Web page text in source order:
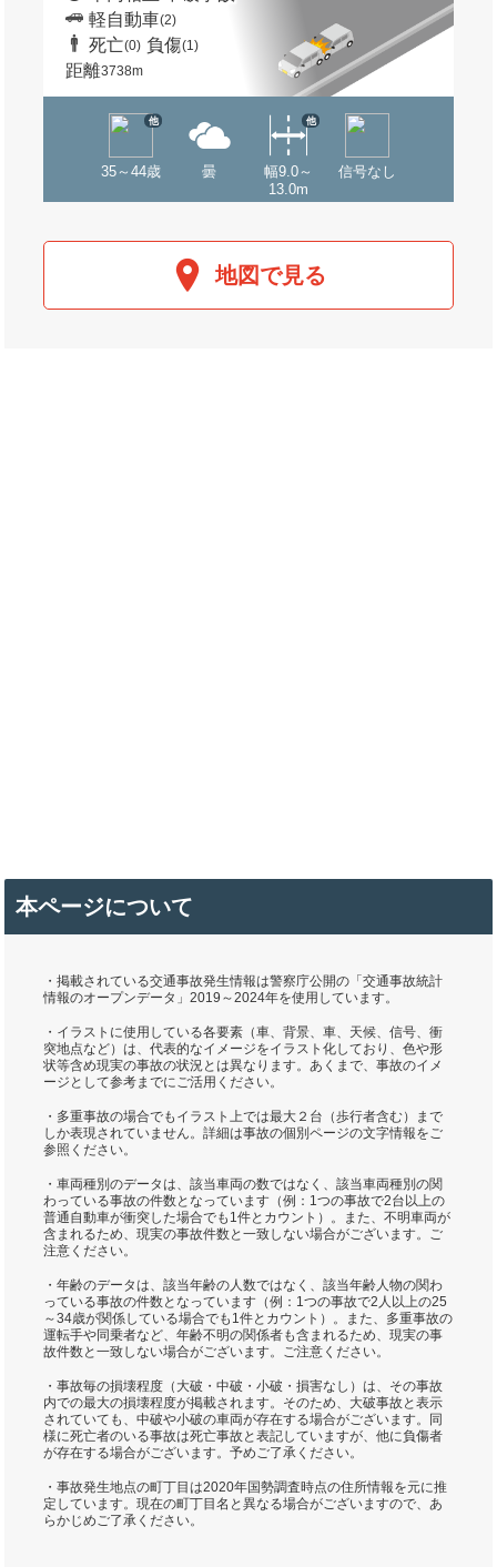
軽自動車(2)
死亡(0) 負傷(1)
距離3738m
35～44歳
他
曇
幅9.0～
13.0m
他
信号なし
地図で見る
本ページについて
・掲載されている交通事故発生情報は警察庁公開の「交通事故統計
情報のオープンデータ」2019～2024年を使用しています。
・イラストに使用している各要素（車、背景、車、天候、信号、衝
突地点など）は、代表的なイメージをイラスト化しており、色や形
状等含め現実の事故の状況とは異なります。あくまで、事故のイメ
ージとして参考までにご活用ください。
・多重事故の場合でもイラスト上では最大２台（歩行者含む）まで
しか表現されていません。詳細は事故の個別ページの文字情報をご
参照ください。
・車両種別のデータは、該当車両の数ではなく、該当車両種別の関
わっている事故の件数となっています（例：1つの事故で2台以上の
普通自動車が衝突した場合でも1件とカウント）。また、不明車両が
含まれるため、現実の事故件数と一致しない場合がございます。ご
注意ください。
・年齢のデータは、該当年齢の人数ではなく、該当年齢人物の関わ
っている事故の件数となっています（例：1つの事故で2人以上の25
～34歳が関係している場合でも1件とカウント）。また、多重事故の
運転手や同乗者など、年齢不明の関係者も含まれるため、現実の事
故件数と一致しない場合がございます。ご注意ください。
・事故毎の損壊程度（大破・中破・小破・損害なし）は、その事故
内での最大の損壊程度が掲載されます。そのため、大破事故と表示
されていても、中破や小破の車両が存在する場合がございます。同
様に死亡者のいる事故は死亡事故と表記していますが、他に負傷者
が存在する場合がございます。予めご了承ください。
・事故発生地点の町丁目は2020年国勢調査時点の住所情報を元に推
定しています。現在の町丁目名と異なる場合がございますので、あ
らかじめご了承ください。